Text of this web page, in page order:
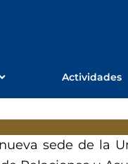
Actividades
sede de la